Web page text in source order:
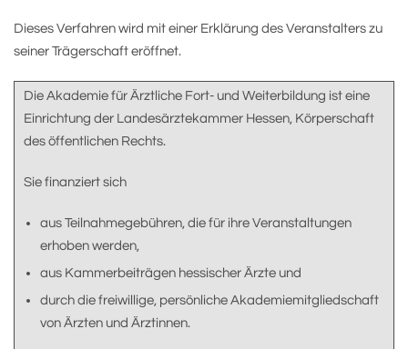
Dieses Verfahren wird mit einer Erklärung des Veranstalters zu
seiner Trägerschaft eröffnet.
Die Akademie für Ärztliche Fort- und Weiterbildung ist eine
Einrichtung der Landesärztekammer Hessen, Körperschaft
des öffentlichen Rechts.
Sie finanziert sich
aus Teilnahmegebühren, die für ihre Veranstaltungen
erhoben werden,
aus Kammerbeiträgen hessischer Ärzte und
durch die freiwillige, persönliche Akademiemitgliedschaft
von Ärzten und Ärztinnen.